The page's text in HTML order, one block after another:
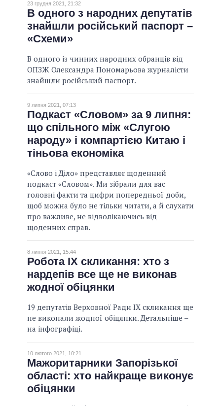
23 грудня 2021, 21:32
В одного з народних депутатів
знайшли російський паспорт –
«Схеми»
В одного із чинних народних обранців від
ОПЗЖ Олександра Пономарьова журналісти
знайшли російський паспорт.
9 липня 2021, 07:13
Подкаст «Словом» за 9 липня:
що спільного між «Слугою
народу» і компартією Китаю і
тіньова економіка
«Слово і Діло» представляє щоденний
подкаст «Словом». Ми зібрали для вас
головні факти та цифри попередньої доби,
щоб можна було не тільки читати, а й слухати
про важливе, не відволікаючись від
щоденних справ.
8 липня 2021, 15:44
Робота IX скликання: хто з
нардепів все ще не виконав
жодної обіцянки
19 депутатів Верховної Ради IX скликання ще
не виконали жодної обіцянки. Детальніше –
на інфографіці.
10 лютого 2021, 10:21
Мажоритарники Запорізької
області: хто найкраще виконує
обіцянки